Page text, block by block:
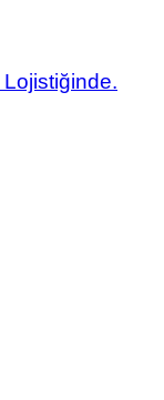
Lojistiğinde.